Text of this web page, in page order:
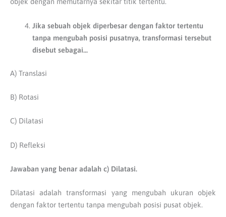
Jika sebuah objek diperbesar dengan faktor tertentu
tanpa mengubah posisi pusatnya, transformasi tersebut
disebut sebagai…
A) Translasi
B) Rotasi
C) Dilatasi
D) Refleksi
Jawaban yang benar adalah c) Dilatasi.
Dilatasi adalah transformasi yang mengubah ukuran objek
dengan faktor tertentu tanpa mengubah posisi pusat objek.